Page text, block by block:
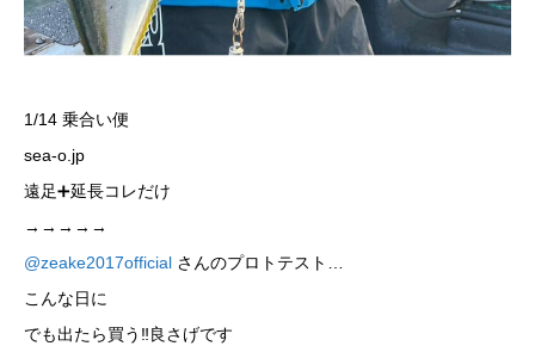
1/14 乗合い便
sea-o.jp
遠足➕延長コレだけ
→→→→→
@zeake2017official さんのプロトテスト…
こんな日に
でも出たら買う‼️良さげです